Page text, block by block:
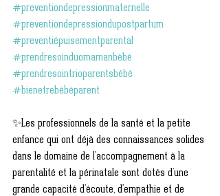
#preventiondepressionmaternelle
#preventiondepressiondupostpartum
#preventiépuisementparental
#prendresoinduomamanbébé
#prendresointrioparentsbébé
#bienetrebébéparent
✨Les professionnels de la santé et la petite
enfance qui ont déjà des connaissances solides
dans le domaine de l'accompagnement à la
parentalité et la périnatale sont dotés d’une
grande capacité d'écoute, d'empathie et de